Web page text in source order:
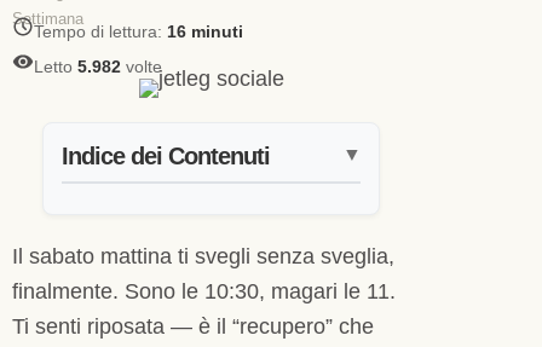
Settimana
Tempo di lettura: 16 minuti
Letto 5.982 volte
Indice dei Contenuti ▼
Il sabato mattina ti svegli senza sveglia,
finalmente. Sono le 10:30, magari le 11.
Ti senti riposata — è il “recupero” che